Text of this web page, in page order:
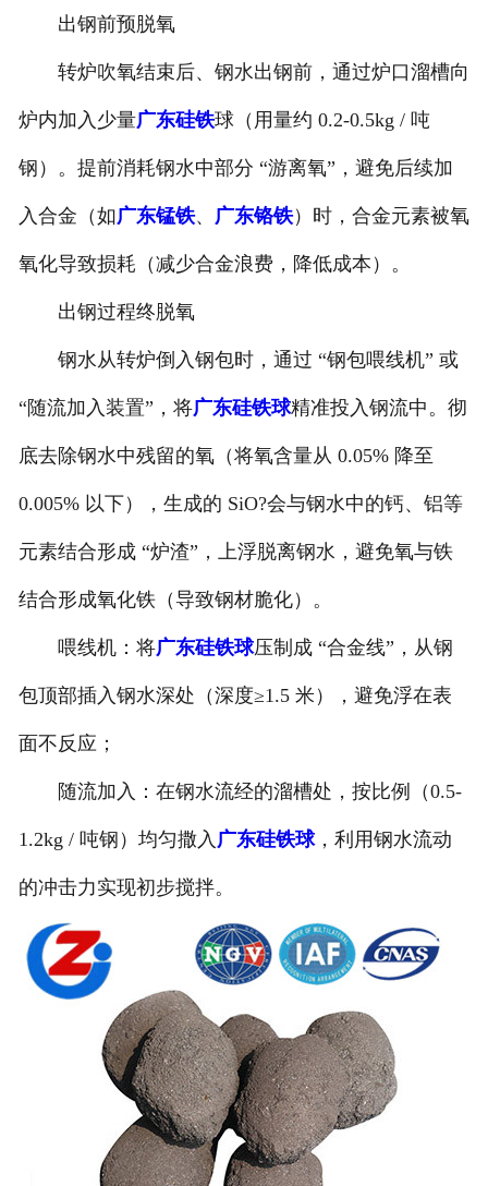
出钢前预脱氧
转炉吹氧结束后、钢水出钢前，通过炉口溜槽向
炉内加入少量广东硅铁球（用量约 0.2-0.5kg / 吨
钢）。提前消耗钢水中部分 “游离氧”，避免后续加
入合金（如广东锰铁、 广东铬铁）时，合金元素被氧
氧化导致损耗（减少合金浪费，降低成本）。
出钢过程终脱氧
钢水从转炉倒入钢包时，通过 “钢包喂线机” 或
“随流加入装置”，将广东硅铁球精准投入钢流中。彻
底去除钢水中残留的氧（将氧含量从 0.05% 降至
0.005% 以下），生成的 SiO?会与钢水中的钙、铝等
元素结合形成 “炉渣”，上浮脱离钢水，避免氧与铁
结合形成氧化铁（导致钢材脆化）。
喂线机：将广东硅铁球压制成 “合金线”，从钢
包顶部插入钢水深处（深度≥1.5 米），避免浮在表
面不反应；
随流加入：在钢水流经的溜槽处，按比例（0.5-
1.2kg / 吨钢）均匀撒入 广东硅铁球，利用钢水流动
的冲击力实现初步搅拌。